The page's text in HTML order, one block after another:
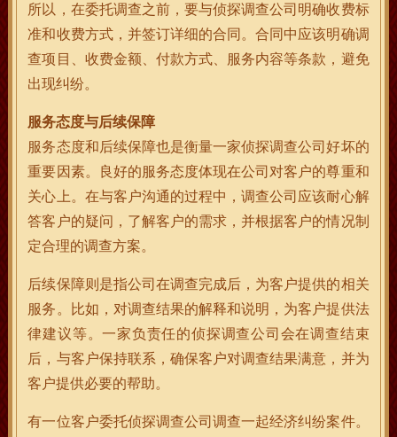
所以，在委托调查之前，要与侦探调查公司明确收费标
准和收费方式，并签订详细的合同。合同中应该明确调
查项目、收费金额、付款方式、服务内容等条款，避免
出现纠纷。
服务态度与后续保障
服务态度和后续保障也是衡量一家侦探调查公司好坏的
重要因素。良好的服务态度体现在公司对客户的尊重和
关心上。在与客户沟通的过程中，调查公司应该耐心解
答客户的疑问，了解客户的需求，并根据客户的情况制
定合理的调查方案。
后续保障则是指公司在调查完成后，为客户提供的相关
服务。比如，对调查结果的解释和说明，为客户提供法
律建议等。一家负责任的侦探调查公司会在调查结束
后，与客户保持联系，确保客户对调查结果满意，并为
客户提供必要的帮助。
有一位客户委托侦探调查公司调查一起经济纠纷案件。